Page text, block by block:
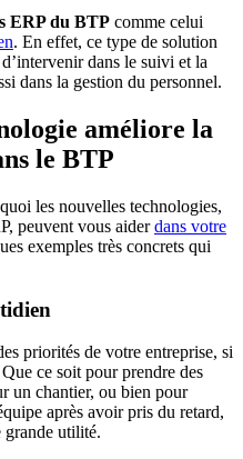
ERP du BTP comme celui
. En effet, ce type de solution
dans le suivi et la
dans la gestion du personnel.
améliore la
le BTP
les nouvelles technologies,
peuvent vous aiderdans votre
exemples très concrets qui
priorités de votre entreprise, si
ce soit pour prendre des
un chantier, ou bien pour
après avoir pris du retard,
grande utilité.